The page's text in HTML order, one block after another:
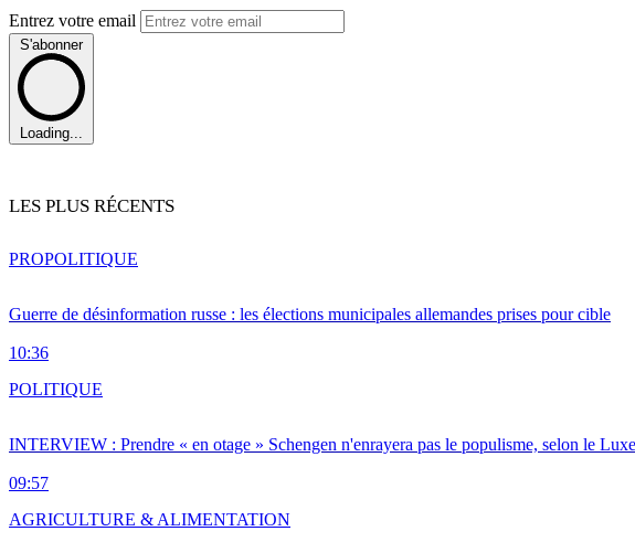
Entrez votre email
S'abonner
Loading...
LES PLUS RÉCENTS
Guerre de désinformation russe : les élections municipales allemandes prises pour cible
10:36
PROPOLITIQUE
INTERVIEW : Prendre « en otage » Schengen n'enrayera pas le populisme, selon le
09:57
POLITIQUE
AGRICULTURE & ALIMENTATION